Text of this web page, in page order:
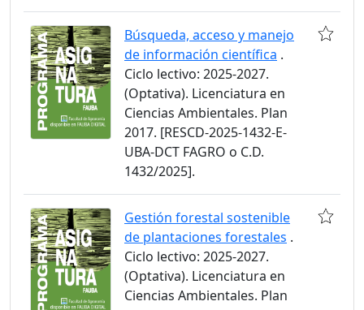
Búsqueda, acceso y manejo
de información científica .
Ciclo lectivo: 2025-2027.
(Optativa). Licenciatura en
Ciencias Ambientales. Plan
2017. [RESCD-2025-1432-E-
UBA-DCT FAGRO o C.D.
1432/2025].
Gestión forestal sostenible
de plantaciones forestales .
Ciclo lectivo: 2025-2027.
(Optativa). Licenciatura en
Ciencias Ambientales. Plan